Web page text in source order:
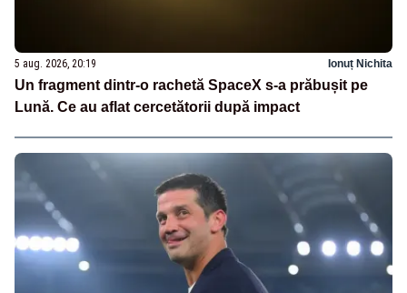
5 aug. 2026, 20:19 Ionuț Nichita
Un fragment dintr-o rachetă SpaceX s-a prăbușit pe
Lună. Ce au aflat cercetătorii după impact